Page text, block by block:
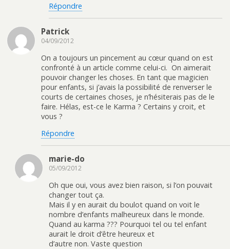
Répondre
Patrick
04/09/2012
On a toujours un pincement au cœur quand on est
confronté à un article comme celui-ci. On aimerait
pouvoir changer les choses. En tant que magicien
pour enfants, si j’avais la possibilité de renverser le
courts de certaines choses, je n’hésiterais pas de le
faire. Hélas, est-ce le Karma ? Certains y croit, et
vous ?
Répondre
marie-do
05/09/2012
Oh que oui, vous avez bien raison, si l’on pouvait
changer tout ça.
Mais il y en aurait du boulot quand on voit le
nombre d’enfants malheureux dans le monde.
Quand au karma ??? Pourquoi tel ou tel enfant
aurait le droit d’être heureux et
d’autre non. Vaste question